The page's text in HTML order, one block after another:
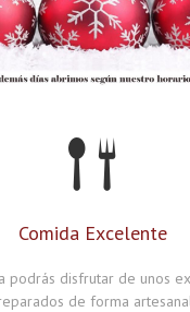
Comida Excelente
podrás disfrutar de unos
de forma